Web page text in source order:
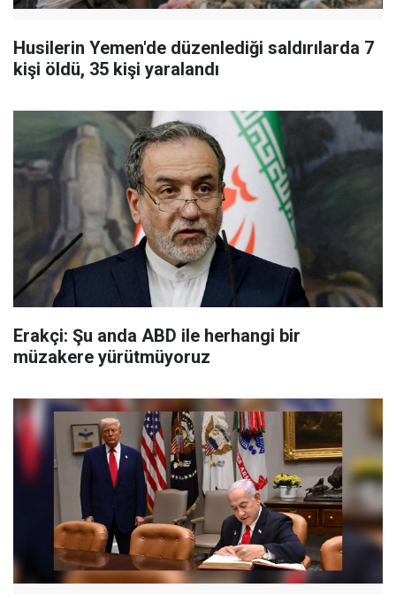
Husilerin Yemen'de düzenlediği saldırılarda 7
kişi öldü, 35 kişi yaralandı
Erakçi: Şu anda ABD ile herhangi bir
müzakere yürütmüyoruz